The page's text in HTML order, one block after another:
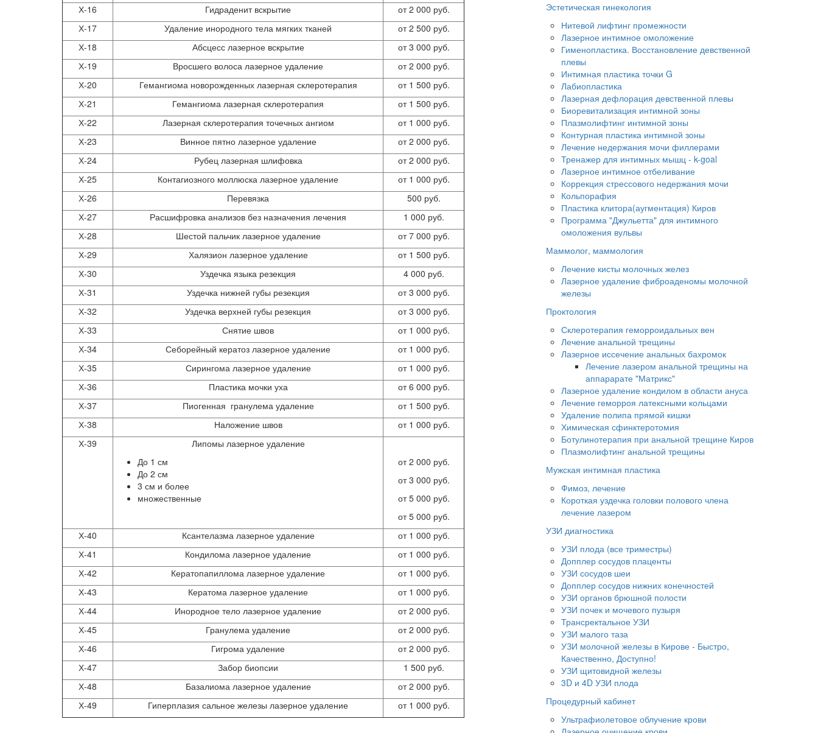
Х-16
Гидраденит вскрытие
от 2 000 руб.
Х-17
Удаление инородного тела мягких тканей
от 2 500 руб.
Х-18
Абсцесс лазерное вскрытие
от 3 000 руб.
Х-19
Вросшего волоса лазерное удаление
от 2 000 руб.
Х-20
Гемангиома новорожденных лазерная склеротерапия
от 1 500 руб.
Х-21
Гемангиома лазерная склеротерапия
от 1 500 руб.
Х-22
Лазерная склеротерапия точечных ангиом
от 1 000 руб.
Х-23
Винное пятно лазерное удаление
от 2 000 руб.
Х-24
Рубец лазерная шлифовка
от 2 000 руб.
Х-25
Контагиозного моллюска лазерное удаление
от 1 000 руб.
Х-26
Перевязка
500 руб.
Х-27
Расшифровка анализов без назначения лечения
1 000 руб.
Х-28
Шестой пальчик лазерное удаление
от 7 000 руб.
Х-29
Халязион лазерное удаление
от 1 500 руб.
Х-30
Уздечка языка резекция
4 000 руб.
Х-31
Уздечка нижней губы резекция
от 3 000 руб.
Х-32
Уздечка верхней губы резекция
от 3 000 руб.
Х-33
Снятие швов
от 1 000 руб.
Х-34
Себорейный кератоз лазерное удаление
от 1 000 руб.
Х-35
Сирингома лазерное удаление
от 1 000 руб.
Х-36
Пластика мочки уха
от 6 000 руб.
Х-37
Пиогенная гранулема удаление
от 1 500 руб.
Х-38
Наложение швов
от 1 000 руб.
Х-39
Липомы лазерное удаление
До 1 см
До 2 см
3 см и более
множественные
от 2 000 руб.
от 3 000 руб.
от 5 000 руб.
от 5 000 руб.
Х-40
Ксантелазма лазерное удаление
от 1 000 руб.
Х-41
Кондилома лазерное удаление
от 1 000 руб.
Х-42
Кератопапиллома лазерное удаление
от 1 000 руб.
Х-43
Кератома лазерное удаление
от 1 000 руб.
Х-44
Инородное тело лазерное удаление
от 2 000 руб.
Х-45
Гранулема удаление
от 2 000 руб.
Х-46
Гигрома удаление
от 2 000 руб.
Х-47
Забор биопсии
1 500 руб.
Х-48
Базалиома лазерное удаление
от 2 000 руб.
Х-49
Гиперплазия сальное железы лазерное удаление от 1 000 руб.
Эстетическая гинекология
Нитевой лифтинг промежности
Лазерное интимное омоложение
Гименопластика. Восстановление девственной
плевы
Интимная пластика точки G
Лабиопластика
Лазерная дефлорация девственной плевы
Биоревитализация интимной зоны
Плазмолифтинг интимной зоны
Контурная пластика интимной зоны
Лечение недержания мочи филлерами
Тренажер для интимных мышц - k-goal
Лазерное интимное отбеливание
Коррекция стрессового недержания мочи
Кольпорафия
Пластика клитора(аугментация) Киров
Программа "Джульетта" для интимного
омоложения вульвы
Маммолог, маммология
Лечение кисты молочных желез
Лазерное удаление фиброаденомы молочной
железы
Проктология
Склеротерапия геморроидальных вен
Лечение анальной трещины
Лазерное иссечение анальных бахромок
Лечение лазером анальной трещины на
аппарарате "Матрикс"
Лазерное удаление кондилом в области ануса
Лечение геморроя латексными кольцами
Удаление полипа прямой кишки
Химическая сфинктеротомия
Ботулинотерапия при анальной трещине Киров
Плазмолифтинг анальной трещины
Мужская интимная пластика
Фимоз, лечение
Короткая уздечка головки полового члена
лечение лазером
УЗИ диагностика
УЗИ плода (все триместры)
Допплер сосудов плаценты
УЗИ сосудов шеи
Допплер сосудов нижних конечностей
УЗИ органов брюшной полости
УЗИ почек и мочевого пузыря
Трансректальное УЗИ
УЗИ малого таза
УЗИ молочной железы в Кирове - Быстро,
Качественно, Доступно!
УЗИ щитовидной железы
3D и 4D УЗИ плода
Процедурный кабинет
Ультрафиолетовое облучение крови